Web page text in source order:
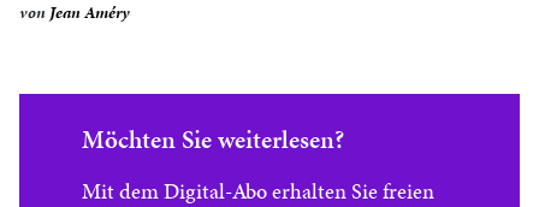
von Jean Améry
Möchten Sie weiterlesen?
Mit dem Digital-Abo erhalten Sie freien